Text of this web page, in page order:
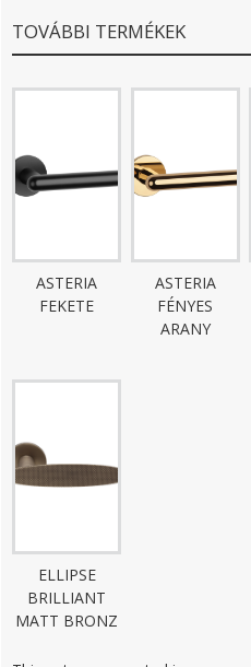
TOVÁBBI TERMÉKEK
ASTERIA
FEKETE
ASTERIA
FÉNYES
ARANY
ELLIPSE
BRILLIANT
MATT BRONZ